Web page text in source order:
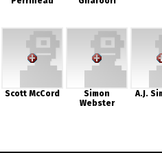
Scott McCord
Simon
Webster
A.J.